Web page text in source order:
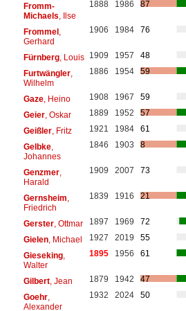
Fromm-
Michaels , Ilse
1888 1986 87
Frommel,
Gerhard
1906 1984 76
Fürnberg, Louis 1909 1957
48
Furtwängler,
Wilhelm
1886 1954 59
Gaze, Heino 1908 1967
59
Geier, Oskar 1889 1952
57
Geißler, Fritz 1921 1984
61
Gelbke,
Johannes
1846 1903 8
Genzmer,
Harald
1909 2007 73
Gernsheim
Friedrich
1839 1916 21
Gerster, Ottmar 1897 1969
72
Gielen, Michael 1927 2019
55
Gieseking,
Walter
1895 1956 61
Gilbert, Jean 1879 1942
47
Goehr,
Alexander
1932 2024 50